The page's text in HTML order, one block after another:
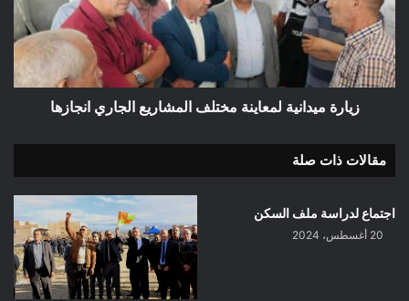
المشاريع
الجاري
انجازها
زيارة ميدانية لمعاينة مختلف المشاريع الجاري انجازها
مقالات ذات صلة
اجتماع لدراسة ملف السكن
20 أغسطس، 2024